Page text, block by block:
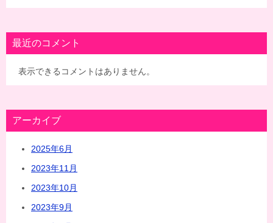
最近のコメント
表示できるコメントはありません。
アーカイブ
2025年6月
2023年11月
2023年10月
2023年9月